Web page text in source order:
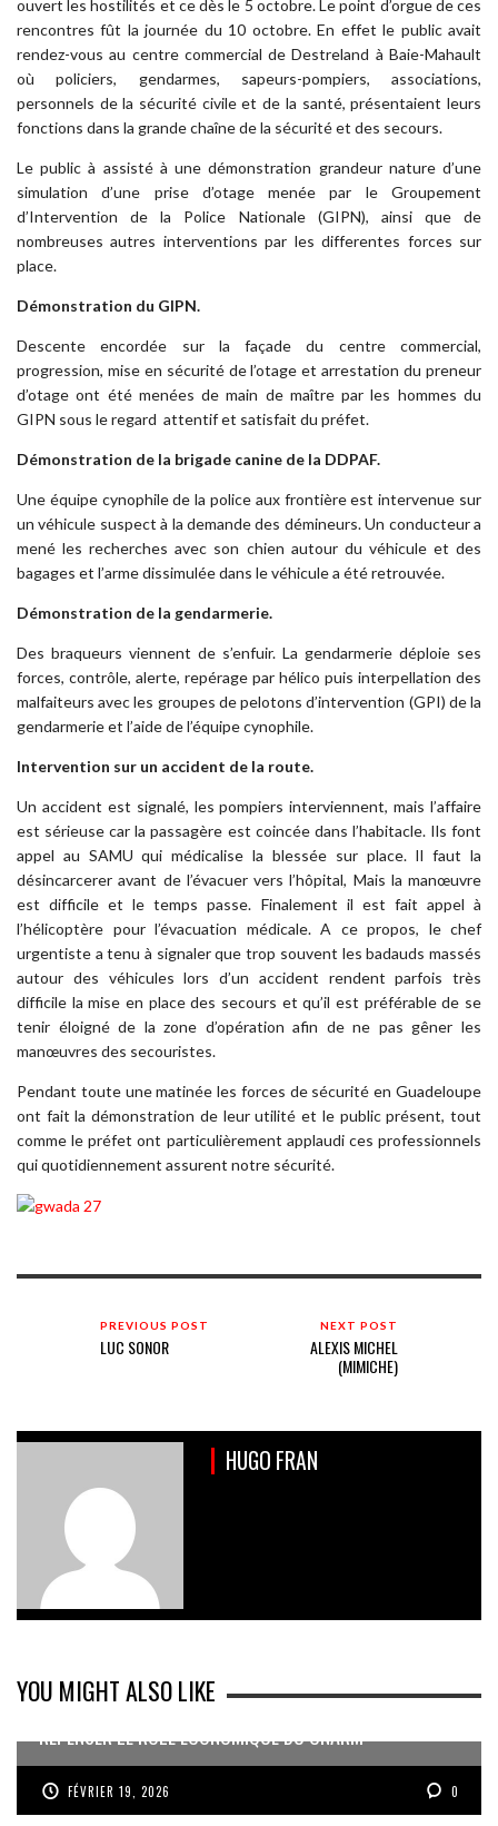
ouvert les hostilités et ce dès le 5 octobre. Le point d’orgue de ces
rencontres fût la journée du 10 octobre. En effet le public avait
rendez-vous au centre commercial de Destreland à Baie-Mahault
où policiers, gendarmes, sapeurs-pompiers, associations,
personnels de la sécurité civile et de la santé, présentaient leurs
fonctions dans la grande chaîne de la sécurité et des secours.
Le public à assisté à une démonstration grandeur nature d’une
simulation d’une prise d’otage menée par le Groupement
d’Intervention de la Police Nationale (GIPN), ainsi que de
nombreuses autres interventions par les differentes forces sur
place.
Démonstration du GIPN.
Descente encordée sur la façade du centre commercial,
progression, mise en sécurité de l’otage et arrestation du preneur
d’otage ont été menées de main de maître par les hommes du
GIPN sous le regard attentif et satisfait du préfet.
Démonstration de la brigade canine de la DDPAF.
Une équipe cynophile de la police aux frontière est intervenue sur
un véhicule suspect à la demande des démineurs. Un conducteur a
mené les recherches avec son chien autour du véhicule et des
bagages et l’arme dissimulée dans le véhicule a été retrouvée.
Démonstration de la gendarmerie.
Des braqueurs viennent de s’enfuir. La gendarmerie déploie ses
forces, contrôle, alerte, repérage par hélico puis interpellation des
malfaiteurs avec les groupes de pelotons d’intervention (GPI) de la
gendarmerie et l’aide de l’équipe cynophile.
Intervention sur un accident de la route.
Un accident est signalé, les pompiers interviennent, mais l’affaire
est sérieuse car la passagère est coincée dans l’habitacle. Ils font
appel au SAMU qui médicalise la blessée sur place. Il faut la
désincarcerer avant de l’évacuer vers l’hôpital, Mais la manœuvre
est difficile et le temps passe. Finalement il est fait appel à
l’hélicoptère pour l’évacuation médicale. A ce propos, le chef
urgentiste a tenu à signaler que trop souvent les badauds massés
autour des véhicules lors d’un accident rendent parfois très
difficile la mise en place des secours et qu’il est préférable de se
tenir éloigné de la zone d’opération afin de ne pas gêner les
manœuvres des secouristes.
Pendant toute une matinée les forces de sécurité en Guadeloupe
ont fait la démonstration de leur utilité et le public présent, tout
comme le préfet ont particulièrement applaudi ces professionnels
qui quotidiennement assurent notre sécurité.
PREVIOUS POST
LUC SONOR
NEXT POST
ALEXIS MICHEL
(MIMICHE)
HUGO FRAN
YOU MIGHT ALSO LIKE
REPENSER LE RÔLE ÉCONOMIQUE DU CNARM
FÉVRIER 19, 2026 0